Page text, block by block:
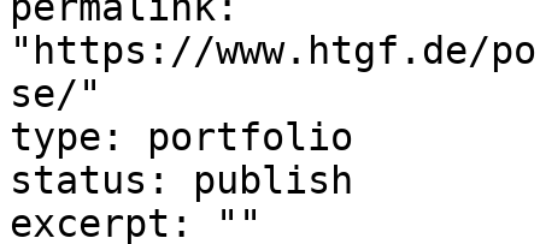
"https://www.htgf.de/
se/"
type: portfolio
status: publish
excerpt: ""